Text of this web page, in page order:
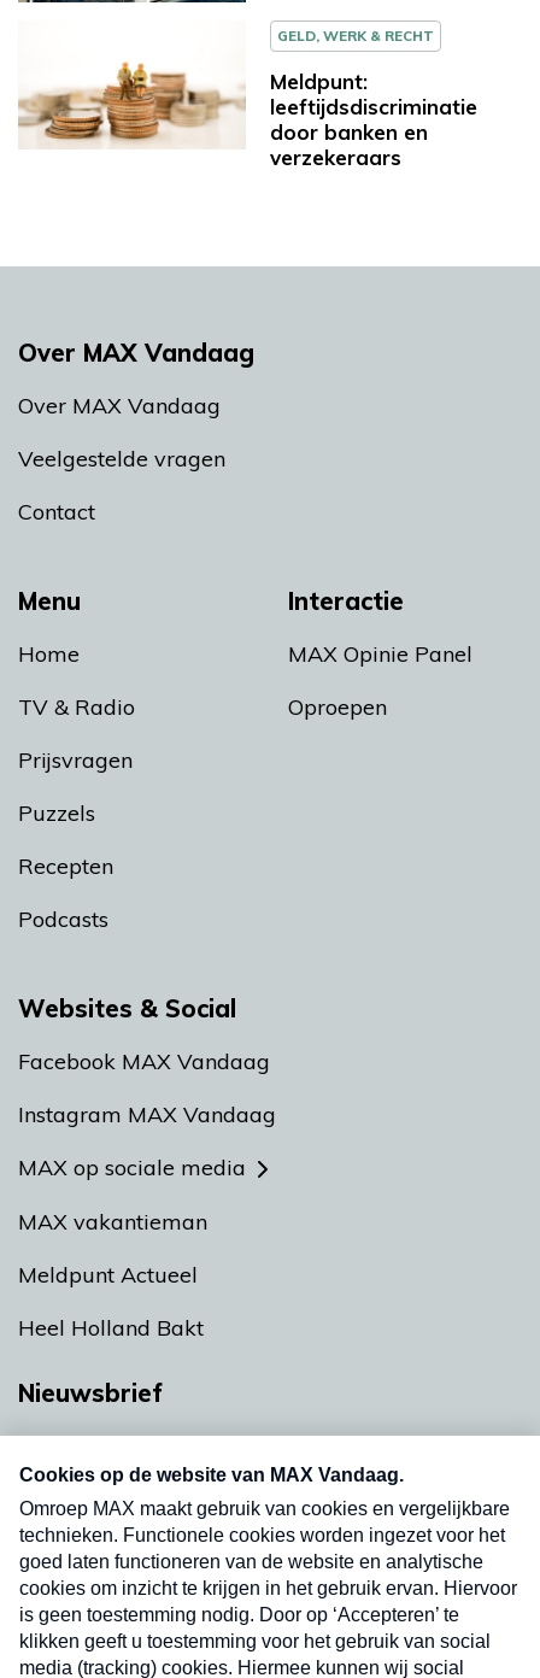
GELD, WERK & RECHT
Meldpunt:
leeftijdsdiscriminatie
door banken en
verzekeraars
Menu
Home
TV & Radio
Prijsvragen
Puzzels
Recepten
Podcasts
Interactie
MAX Opinie Panel
Oproepen
Over MAX Vandaag
Over MAX Vandaag
Veelgestelde vragen
Contact
Websites & Social
Facebook MAX Vandaag
Instagram MAX Vandaag
MAX op sociale media
MAX vakantieman
Meldpunt Actueel
Heel Holland Bakt
Nieuwsbrief
nieuwsbrief. Elke vrijdag- en dinsdagochtend in
uw mailbox.
Verzend